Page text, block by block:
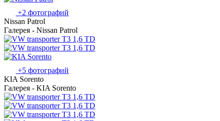
+2 фотографий
Nissan Patrol
Галерея - Nissan Patrol
+5 фотографий
KIA Sorento
Галерея - KIA Sorento